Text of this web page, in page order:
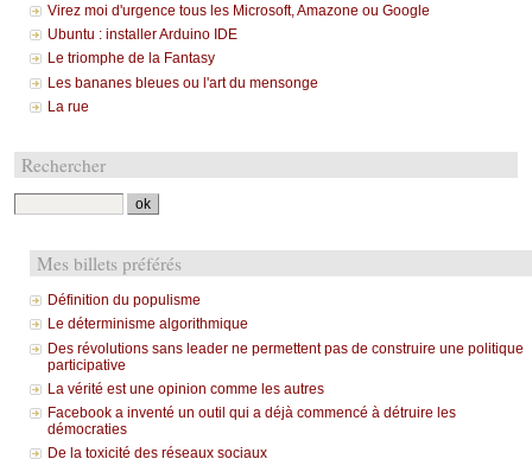
Virez moi d'urgence tous les Microsoft, Amazone ou Google
Ubuntu : installer Arduino IDE
Le triomphe de la Fantasy
Les bananes bleues ou l'art du mensonge
La rue
Rechercher
Mes billets préférés
Définition du populisme
Le déterminisme algorithmique
Des révolutions sans leader ne permettent pas de construire une politique
participative
La vérité est une opinion comme les autres
Facebook a inventé un outil qui a déjà commencé à détruire les
démocraties
De la toxicité des réseaux sociaux